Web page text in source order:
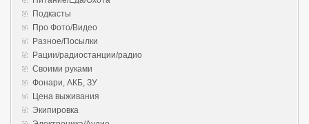
Подкасты
Про Фото/Видео
Разное/Посылки
Рации/радиостанции/радио
Своими руками
Фонари, АКБ, ЗУ
Цена выживания
Экипировка